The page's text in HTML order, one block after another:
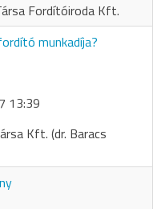
Fordítóiroda Kft.
munkadíja?
13:39
Kft. (dr. Baracs